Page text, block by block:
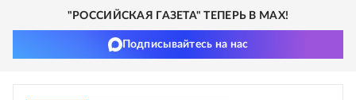
"РОССИЙСКАЯ ГАЗЕТА" ТЕПЕРЬ В MAX!
Подписывайтесь на нас